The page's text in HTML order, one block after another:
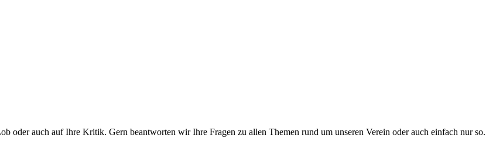
oder auch auf Ihre Kritik. Gern beantworten wir Ihre Fragen zu allen Themen rund um unseren Verein oder auch einfach nur so.